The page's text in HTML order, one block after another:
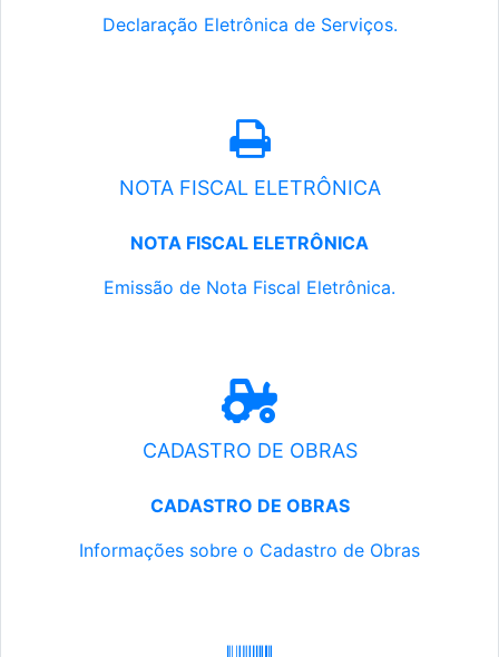
Declaração Eletrônica de Serviços.
NOTA FISCAL ELETRÔNICA
NOTA FISCAL ELETRÔNICA
Emissão de Nota Fiscal Eletrônica.
CADASTRO DE OBRAS
CADASTRO DE OBRAS
Informações sobre o Cadastro de Obras